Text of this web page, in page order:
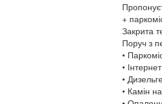
+
Закрита
Поруч з
•
•
•
• Камін